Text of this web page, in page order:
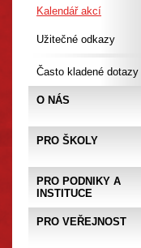
Kalendář akcí
Užitečné odkazy
Často kladené dotazy
O NÁS
PRO ŠKOLY
PRO PODNIKY A
INSTITUCE
PRO VEŘEJNOST